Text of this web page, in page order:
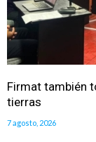
Firmat también
tierras
7 agosto, 2026